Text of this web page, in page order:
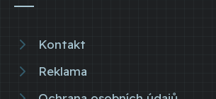
Kontakt
Reklama